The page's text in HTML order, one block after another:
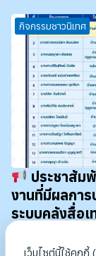
กิจกรรมชาวนิเทศ
ประชาสัม
งานที่มีผลกา
ระบบคลังสื่อ
ฐาน
ศึกษา ประจ
เว็บไซต์นี้ใช้คุก